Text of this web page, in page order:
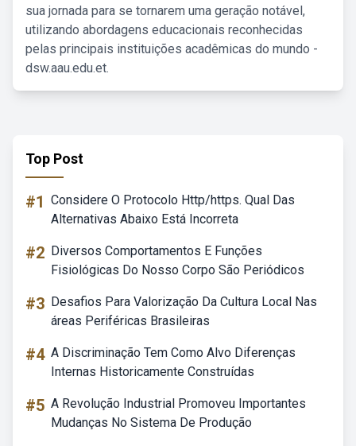
sua jornada para se tornarem uma geração notável,
utilizando abordagens educacionais reconhecidas
pelas principais instituições acadêmicas do mundo -
dsw.aau.edu.et.
Top Post
#1 Considere O Protocolo Http/https. Qual Das
Alternativas Abaixo Está Incorreta
#2 Diversos Comportamentos E Funções
Fisiológicas Do Nosso Corpo São Periódicos
#3 Desafios Para Valorização Da Cultura Local Nas
áreas Periféricas Brasileiras
#4 A Discriminação Tem Como Alvo Diferenças
Internas Historicamente Construídas
#5 A Revolução Industrial Promoveu Importantes
Mudanças No Sistema De Produção